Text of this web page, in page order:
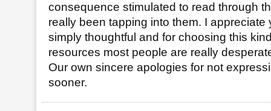
consequence stimulated to read through
really been tapping into them. I appreciate
simply thoughtful and for choosing this
resources most people are really
Our own sincere apologies for not
sooner.